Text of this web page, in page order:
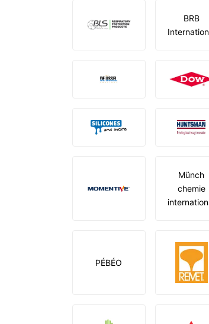
BRB
Münch
chemie
PÉBÉO